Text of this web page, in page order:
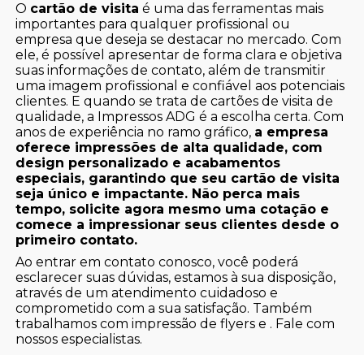
O cartão de visita é uma das ferramentas mais
importantes para qualquer profissional ou
empresa que deseja se destacar no mercado. Com
ele, é possível apresentar de forma clara e objetiva
suas informações de contato, além de transmitir
uma imagem profissional e confiável aos potenciais
clientes. E quando se trata de cartões de visita de
qualidade, a Impressos ADG é a escolha certa. Com
anos de experiência no ramo gráfico, a empresa
oferece impressões de alta qualidade, com
design personalizado e acabamentos
especiais, garantindo que seu cartão de visita
seja único e impactante. Não perca mais
tempo, solicite agora mesmo uma cotação e
comece a impressionar seus clientes desde o
primeiro contato.
Ao entrar em contato conosco, você poderá
esclarecer suas dúvidas, estamos à sua disposição,
através de um atendimento cuidadoso e
comprometido com a sua satisfação. Também
trabalhamos com impressão de flyers e . Fale com
nossos especialistas.